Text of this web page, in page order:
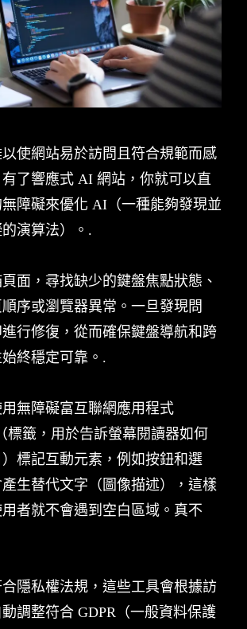
使網站易於訪問且符合規範而感
了響應式 AI 網站，你就可以直
障礙來優化 AI（一種能夠發現並
演算法）。.
面，尋找缺少的鍵盤焦點狀態、
序或瀏覽器異常。一旦發現問
行修復，從而確保鍵盤導航和跨
終穩定可靠。.
無障礙富互聯網應用程式
標籤，用於告訴螢幕閱讀器如何
標記互動元素，例如按鈕和選
生替代文字（圖像描述），這樣
者就不會遇到空白區域。真不
隱私權法規，這些工具會根據訪
調整符合 GDPR（一般資料保護